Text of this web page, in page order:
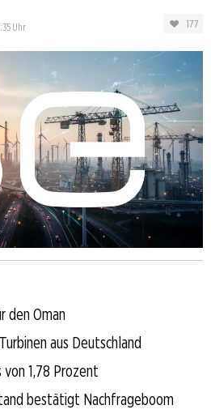
Uhr 177
Oman
aus Deutschland
1,78 Prozent
bestätigt Nachfrageboom